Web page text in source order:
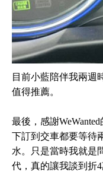
目前小藍陪伴我兩週
值得推薦。
最後，感謝
下訂到交車都要等待
水。只是當時我就是
代，真的讓我談到折